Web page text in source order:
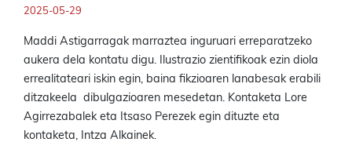
2025-05-29
Maddi Astigarragak marraztea inguruari erreparatzeko
aukera dela kontatu digu. Ilustrazio zientifikoak ezin diola
errealitateari iskin egin, baina fikzioaren lanabesak erabili
ditzakeela dibulgazioaren mesedetan. Kontaketa Lore
Agirrezabalek eta Itsaso Perezek egin dituzte eta
kontaketa, Intza Alkainek.